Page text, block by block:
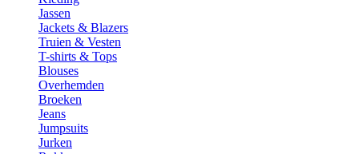
Jassen
Jackets & Blazers
Truien & Vesten
T-shirts & Tops
Blouses
Overhemden
Broeken
Jeans
Jumpsuits
Jurken